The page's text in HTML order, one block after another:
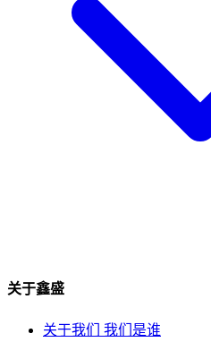
关于鑫盛
关于我们 我们是谁